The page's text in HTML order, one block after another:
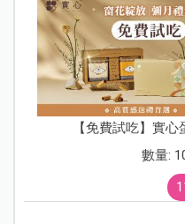
【免費試吃】實
數量: